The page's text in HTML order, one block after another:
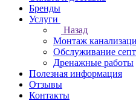
Бренды
Услуги
Назад
Монтаж
Обслуживание
Дренажные работы
Полезная информация
Отзывы
Контакты